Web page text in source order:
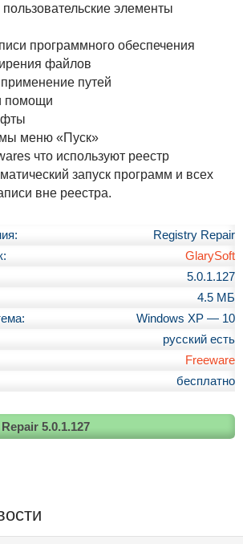
элементы
программного обеспечения
файлов
путей
помощи
меню «Пуск»
что используют реестр
запуск программ и всех
вне реестра.
Registry Repair
GlarySoft
5.0.1.127
4.5 МБ
Windows XP — 10
русский есть
Freeware
бесплатно
5.0.1.127